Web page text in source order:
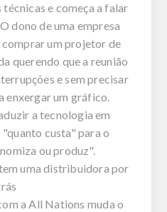
e começa a falar
dono de uma empresa
um projetor de
querendo que a reunião
e sem precisar
enxergar um gráfico.
a tecnologia em
custa" para o
ou produz".
uma distribuidora por
aAll Nations muda o